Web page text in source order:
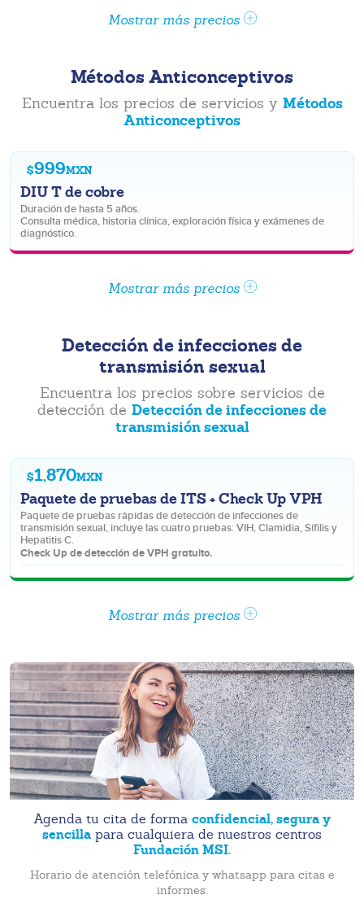
Mostrar más precios
Métodos Anticonceptivos
Encuentra los precios de servicios y Métodos
Anticonceptivos
DIU T de cobre
Duración de hasta 5 años.
Consulta médica, historia clínica, exploración física y exámenes de
diagnóstico.
$999MXN
Mostrar más precios
Detección de infecciones de
transmisión sexual
Encuentra los precios sobre servicios de
detección de Detección de infecciones de
transmisión sexual
Paquete de pruebas de ITS + Check Up VPH
Paquete de pruebas rápidas de detección de infecciones de
transmisión sexual, incluye las cuatro pruebas: VIH, Clamidia, Sífilis y
Hepatitis C.
Check Up de detección de VPH gratuito.
$1,870MXN
Mostrar más precios
Agenda tu cita de forma confidencial, segura y
sencilla para cualquiera de nuestros centros
Fundación MSI.
Horario de atención telefónica y whatsapp para citas e
informes: